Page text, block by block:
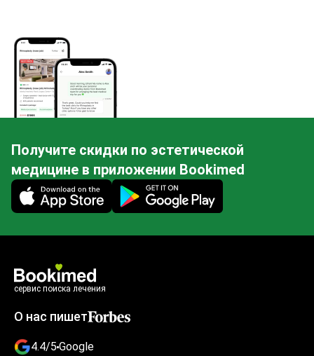
Получите скидки по эстетической
медицине в приложении Bookimed
Mobile app illustration
сервис поиска лечения
О нас пишет
4.4/5 Google